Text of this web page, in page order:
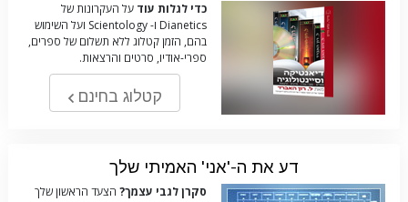
כדי לגלות עוד על העקרונות של
Dianetics ו- Scientology ועל השימוש
בהם, הזמן קטלוג ללא תשלום של ספרים,
ספרי-אודיו, סרטים והרצאות.
קטלוג בחינם
דע את ה-'אני' האמיתי שלך
סקרן לגבי עצמך? הצעד הראשון שלך